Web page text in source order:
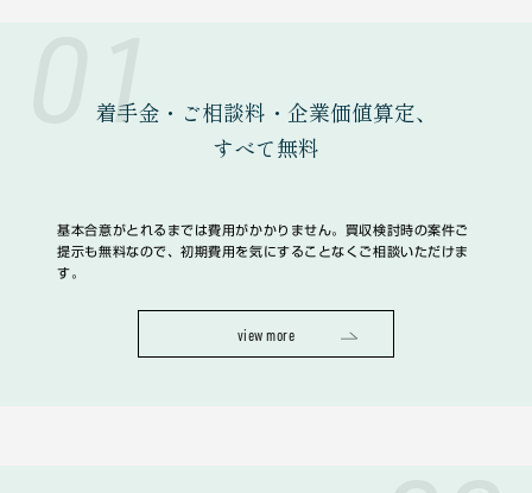
01
着手金・ご相談料・企業価値算定、
すべて無料
基本合意がとれるまでは費用がかかりません。買収検討時の案件ご
提示も無料なので、初期費用を気にすることなくご相談いただけま
す。
view more